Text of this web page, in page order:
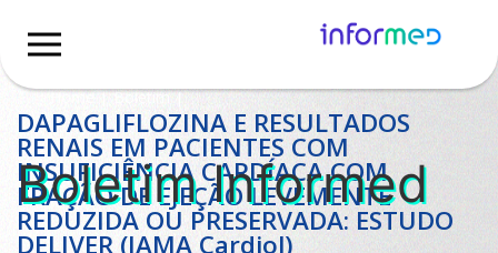
Home Boletim
Boletim Informed
DAPAGLIFLOZINA E RESULTADOS
RENAIS EM PACIENTES COM
INSUFICIÊNCIA CARDÍACA COM
FRAÇÃO DE EJEÇÃO LEVEMENTE
REDUZIDA OU PRESERVADA: ESTUDO
DELIVER (JAMA Cardiol)